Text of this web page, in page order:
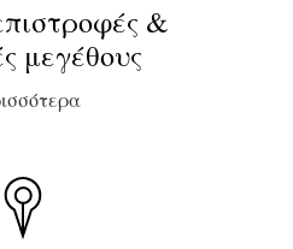
&
μεγέθους